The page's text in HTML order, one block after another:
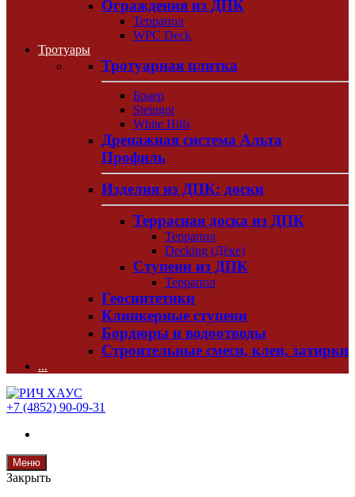
Ограждения из ДПК
Террапол
WPC Deck
Тротуары
Тротуарная плитка
Браер
Steingot
White Hills
Дренажная система Альта
Профиль
Изделия из ДПК: доски
Террасная доска из ДПК
Террапол
Decking (Дёке)
Ступени из ДПК
Террапол
Геосинтетики
Клинкерные ступени
Бордюры и водоотводы
Строительные смеси, клеи, затирки
...
+7 (4852) 90-09-31
Меню
Закрыть